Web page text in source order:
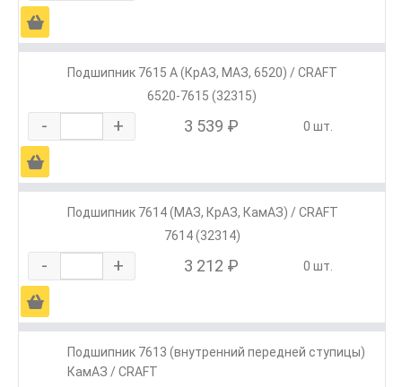
Ä
Подшипник 7615 А (КрАЗ, МАЗ, 6520) / CRAFT
6520-7615 (32315)
- + 3 539 ₽ 0 шт.
Ä
Подшипник 7614 (МАЗ, КрАЗ, КамАЗ) / CRAFT
7614 (32314)
- + 3 212 ₽ 0 шт.
Ä
Подшипник 7613 (внутренний передней ступицы)
КамАЗ / CRAFT